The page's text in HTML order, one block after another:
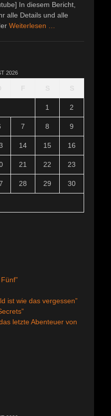
In diesem Bericht,
alle Details und alle
Weiterlesen …
2026
1 2
7 8 9
14 15 16
21 22 23
28 29 30
ist wie das vergessen”
letzte Abenteuer von